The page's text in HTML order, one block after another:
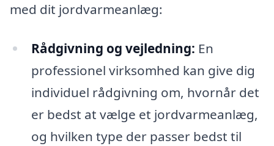
med dit jordvarmeanlæg:
Rådgivning og vejledning: En
professionel virksomhed kan give dig
individuel rådgivning om, hvornår det
er bedst at vælge et jordvarmeanlæg,
og hvilken type der passer bedst til